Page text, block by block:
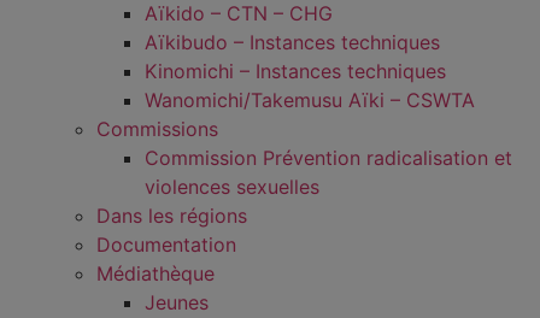
Aïkido – CTN – CHG
Aïkibudo – Instances techniques
Kinomichi – Instances techniques
Wanomichi/Takemusu Aïki – CSWTA
Commissions
Commission Prévention radicalisation et
violences sexuelles
Dans les régions
Documentation
Médiathèque
Jeunes